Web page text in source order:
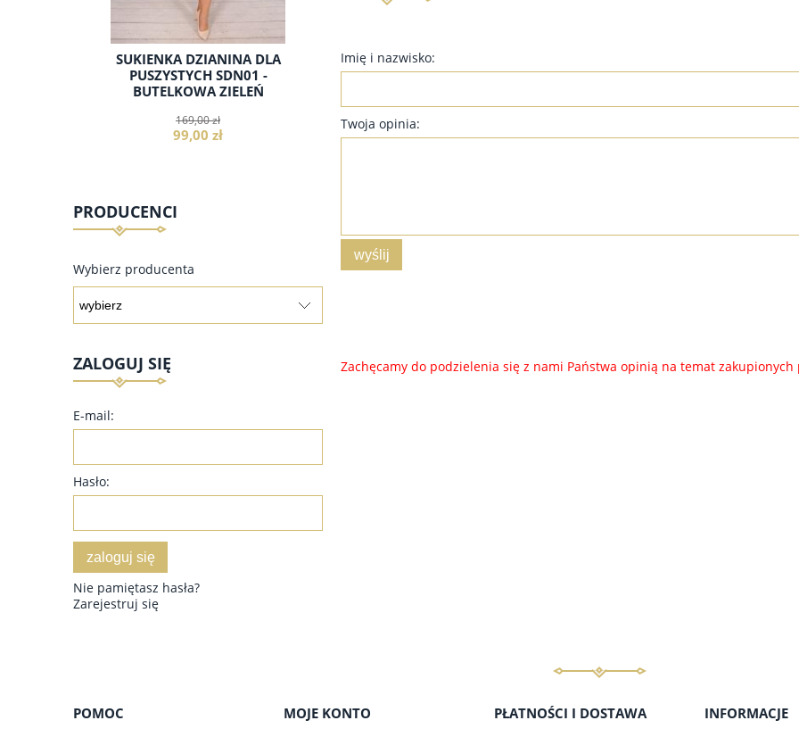
SUKIENKA DZIANINA DLA
PUSZYSTYCH SDN01 -
BUTELKOWA ZIELEŃ
169,00 zł
99,00 zł
MARSZCZONA TUNIKA DLA
PUSZYSTYCH TMR03 - KORAL,
55,00 zł
PUSZYSTYCH TSR03 - JASNY
BORDO), BRĄZOWY, CZARNY
69,00 zł
PRODUCENCI
Wybierz producenta
ZALOGUJ SIĘ
E-mail:
Hasło:
zaloguj się
Nie pamiętasz hasła?
Zarejestruj się
Imię i nazwisko:
Twoja opinia:
wyślij
Zachęcamy do podzielenia się z nami Państwa opinią na temat zakupionych
POMOC MOJE KONTO PŁATNOŚCI I DOSTAWA INFORMACJE